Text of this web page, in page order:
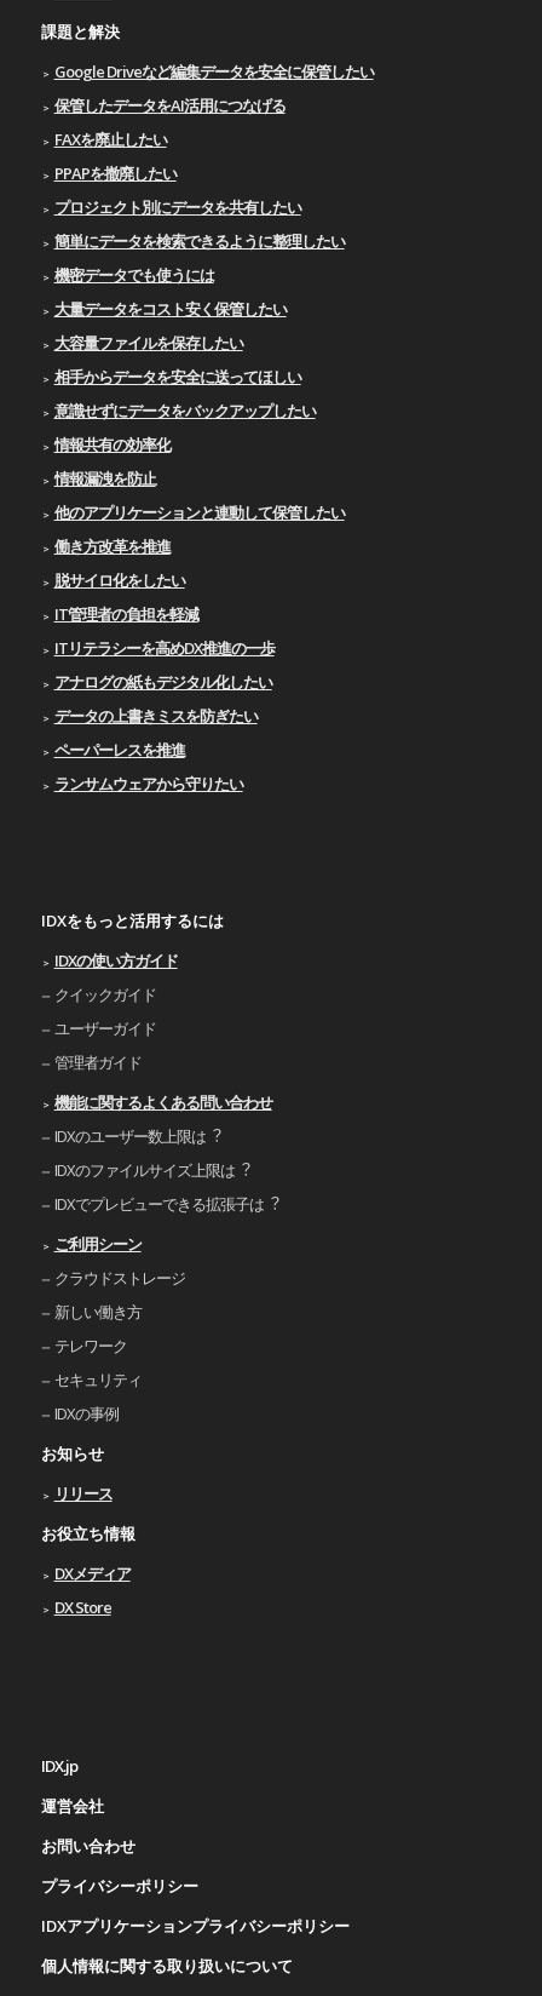
課題と解決
Google Driveなど編集データを安全に保管したい
保管したデータをAI活用につなげる
FAXを廃止したい
PPAPを撤廃したい
プロジェクト別にデータを共有したい
簡単にデータを検索できるように整理したい
機密データでも使うには
大量データをコスト安く保管したい
大容量ファイルを保存したい
相手からデータを安全に送ってほしい
意識せずにデータをバックアップしたい
情報共有の効率化
情報漏洩を防止
他のアプリケーションと連動して保管したい
働き方改革を推進
脱サイロ化をしたい
IT管理者の負担を軽減
ITリテラシーを高めDX推進の一歩
アナログの紙もデジタル化したい
データの上書きミスを防ぎたい
ペーパーレスを推進
ランサムウェアから守りたい
IDXをもっと活用するには
IDXの使い⽅ガイド
クイックガイド
ユーザーガイド
管理者ガイド
機能に関するよくある問い合わせ
IDXのユーザー数上限は︖
IDXのファイルサイズ上限は︖
IDXでプレビューできる拡張⼦は︖
ご利⽤シーン
クラウドストレージ
新しい働き⽅
テレワーク
セキュリティ
IDXの事例
お知らせ
リリース
お役立ち情報
DXメディア
DX Store
IDX.jp
運営会社
お問い合わせ
プライバシーポリシー
IDXアプリケーションプライバシーポリシー
個人情報に関する取り扱いについて